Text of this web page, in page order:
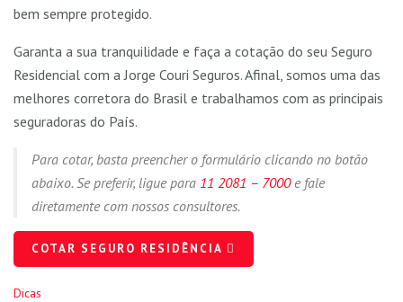
bem sempre protegido.
Garanta a sua tranquilidade e faça a cotação do seu Seguro
Residencial com a Jorge Couri Seguros. Afinal, somos uma das
melhores corretora do Brasil e trabalhamos com as principais
seguradoras do País.
Para cotar, basta preencher o formulário clicando no botão
abaixo. Se preferir, ligue para 11 2081 – 7000e fale
diretamente com nossos consultores.
COTAR SEGURO RESIDÊNCIA
C
Dicas